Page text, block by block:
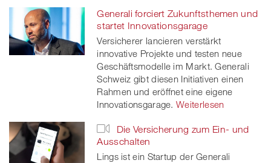
Generali forciert Zukunftsthemen und
startet Innovationsgarage
Versicherer lancieren verstärkt
innovative Projekte und testen neue
Geschäftsmodelle im Markt. Generali
Schweiz gibt diesen Initiativen einen
Rahmen und eröffnet eine eigene
Innovationsgarage. Weiterlesen
Die Versicherung zum Ein- und
Ausschalten
Lings ist ein Startup der Generali